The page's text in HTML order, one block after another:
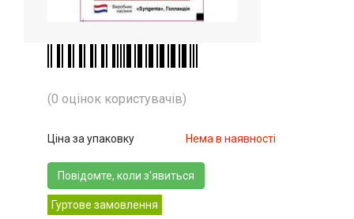
(0 оцінок користувачів)
Ціна за упаковку Нема в наявності
Повідомте, коли з'явиться
Гуртове замовлення